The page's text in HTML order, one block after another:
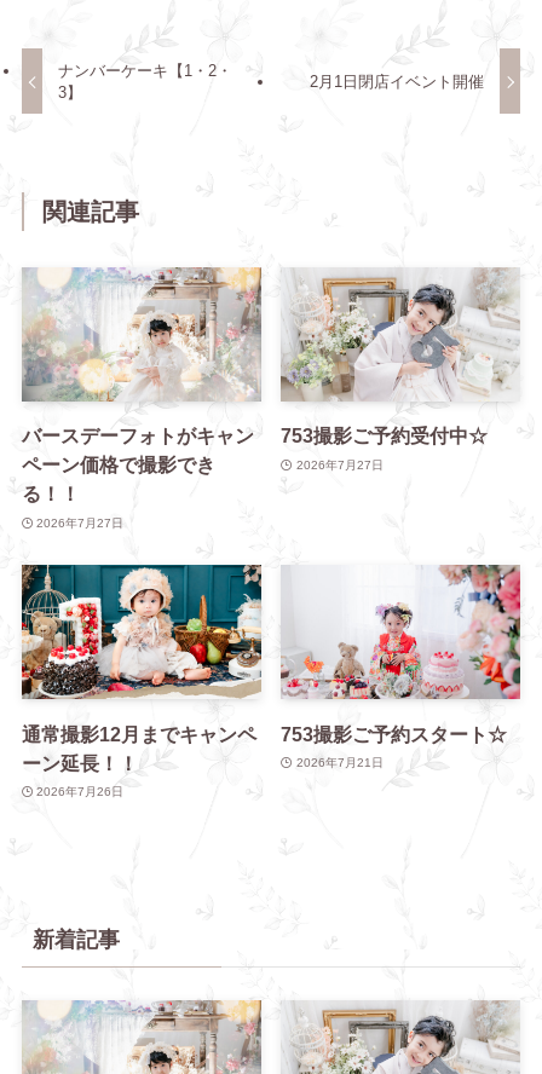
ナンバーケーキ【1・2・
3】
2月1日閉店イベント開催
関連記事
バースデーフォトがキャン
ペーン価格で撮影でき
る！！
2026年7月27日
753撮影ご予約受付中☆
2026年7月27日
通常撮影12月までキャンペ
ーン延長！！
2026年7月26日
753撮影ご予約スタート☆
2026年7月21日
新着記事